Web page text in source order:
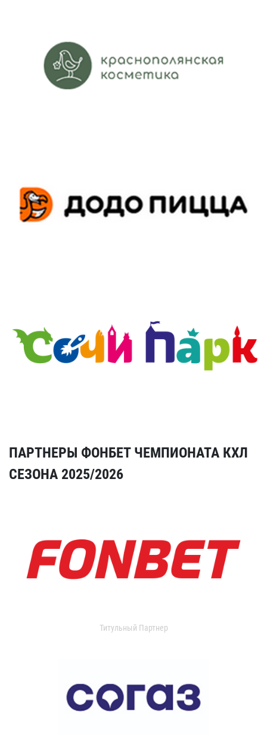
ПАРТНЕРЫ ФОНБЕТ ЧЕМПИОНАТА КХЛ
СЕЗОНА 2025/2026
Титульный Партнер